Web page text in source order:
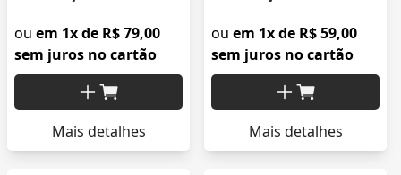
ou em 1x de R$ 79,00
sem juros no cartão
Mais detalhes
ou em 1x de R$ 59,00
sem juros no cartão
Mais detalhes